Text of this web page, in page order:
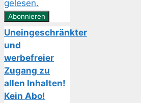
gelesen.
Uneingeschränkter
und
werbefreier
Zugang zu
allen Inhalten!
Kein Abo!